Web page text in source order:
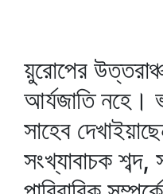
য়ুরোপের
আর্যজাতি নহে।
সাহেব
সংখ্যাবাচক শব্দ,